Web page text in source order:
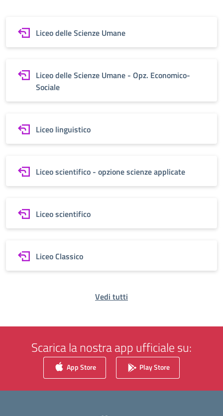
Liceo delle Scienze Umane
Liceo delle Scienze Umane - Opz. Economico-
Sociale
Liceo linguistico
Liceo scientifico - opzione scienze applicate
Liceo scientifico
Liceo Classico
Vedi tutti
Scarica la nostra app ufficiale su:
App Store Play Store